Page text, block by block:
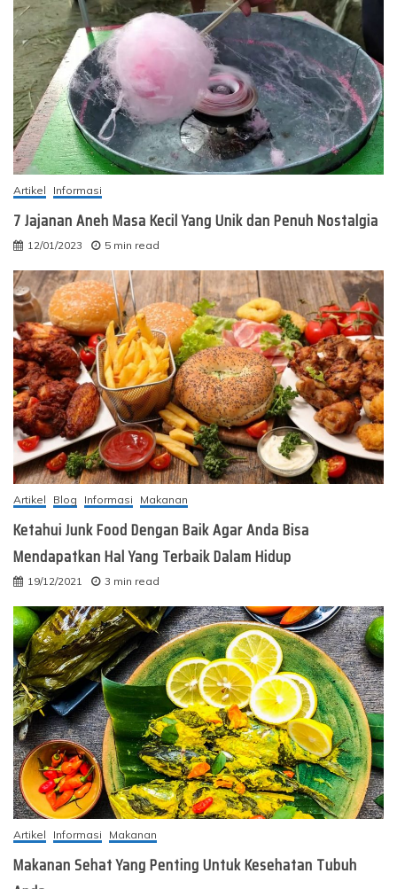
Artikel Informasi
7 Jajanan Aneh Masa Kecil Yang Unik dan Penuh Nostalgia
12/01/2023 5 min read
Artikel Blog Informasi Makanan
Ketahui Junk Food Dengan Baik Agar Anda Bisa
Mendapatkan Hal Yang Terbaik Dalam Hidup
19/12/2021 3 min read
Artikel Informasi Makanan
Makanan Sehat Yang Penting Untuk Kesehatan Tubuh